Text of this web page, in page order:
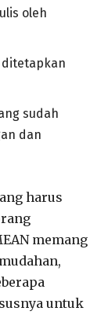
oleh
ditetapkan
sudah
dan
harus
memang
untuk